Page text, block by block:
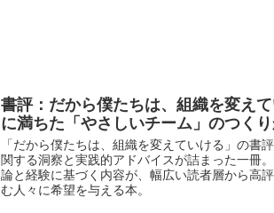
書評：だから僕たちは、組織を変え
に満ちた「やさしいチーム」のつく
「だから僕たちは、組織を変えていける」の書
関する洞察と実践的アドバイスが詰まった一冊
論と経験に基づく内容が、幅広い読者層から高
む人々に希望を与える本。